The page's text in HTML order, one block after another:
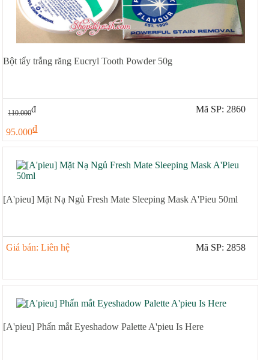
Bột tẩy trắng răng Eucryl Tooth Powder 50g
110.000đ
95.000đ
Mã SP: 2860
[A'pieu] Mặt Nạ Ngủ Fresh Mate Sleeping Mask A'Pieu 50ml
Giá bán: Liên hệ Mã SP: 2858
[A'pieu] Phấn mắt Eyeshadow Palette A'pieu Is Here